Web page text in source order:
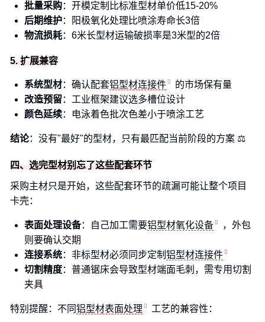
批量采购：开模定制比标准型材单价低15-20%
后期维护：阳极氧化处理比喷涂寿命长3倍
物流损耗：6米长型材运输破损率是3米型的2倍
5. 扩展兼容
系统型材：确认配套铝型材连接件
的市场保有量
改造预留：工业框架建议选多槽位设计
颜色延续：电泳着色批次色差小于喷涂工艺
结论：没有"最好"的型材，只有最匹配当前阶段的方案 ⚖️
四、选完型材别忘了这些配套环节
采购主材只是开始，这些配套环节的疏漏可能让整个项目
卡壳：
表面处理设备：自己加工需要铝型材氧化设备
，外包
则要确认交期
连接系统：非标型材必须同步定制 铝型材连接件
切割精度：普通锯床会导致型材端面毛刺，需专用切割
夹具
特别提醒：不同铝型材表面处理 工艺的兼容性：